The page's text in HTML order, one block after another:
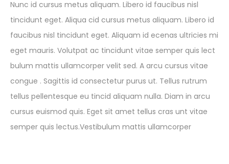
Nunc id cursus metus aliquam. Libero id faucibus nisl
tincidunt eget. Aliqua cid cursus metus aliquam. Libero id
faucibus nisl tincidunt eget. Aliquam id ecenas ultricies mi
eget mauris. Volutpat ac tincidunt vitae semper quis lect
bulum mattis ullamcorper velit sed. A arcu cursus vitae
congue . Sagittis id consectetur purus ut. Tellus rutrum
tellus pellentesque eu tincid aliquam nulla. Diam in arcu
cursus euismod quis. Eget sit amet tellus cras unt vitae
semper quis lectus.Vestibulum mattis ullamcorper